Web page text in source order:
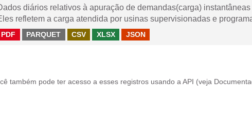
diários relativos à apuração de demandas(carga)
refletem a carga atendida por usinas supervisionadas e
PDF PARQUET CSV XLSX JSON
também pode ter acesso a esses registros usando a API (veja